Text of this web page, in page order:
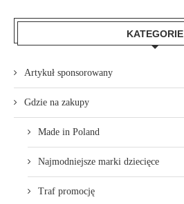
KATEGORIE
Artykuł sponsorowany
Gdzie na zakupy
Made in Poland
Najmodniejsze marki dziecięce
Traf promocję